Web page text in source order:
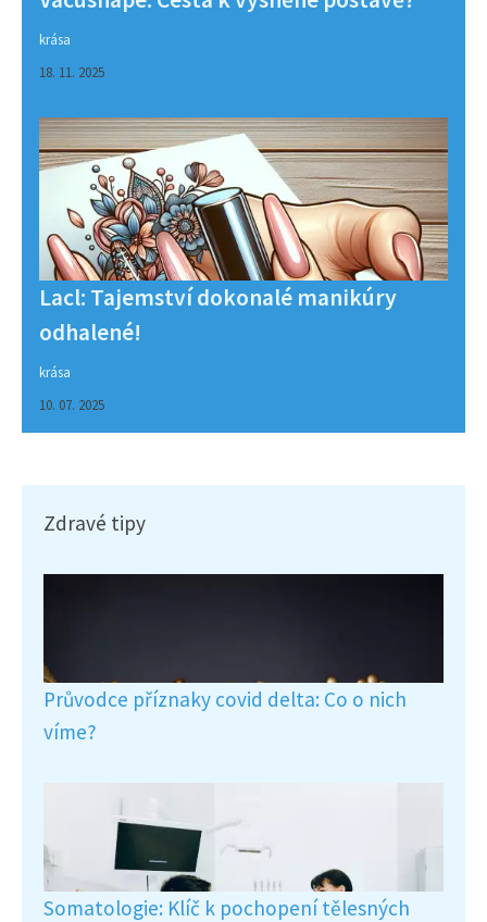
krása
18. 11. 2025
Lacl: Tajemství dokonalé manikúry
odhalené!
krása
10. 07. 2025
Zdravé tipy
Průvodce příznaky covid delta: Co o nich
víme?
Somatologie: Klíč k pochopení tělesných